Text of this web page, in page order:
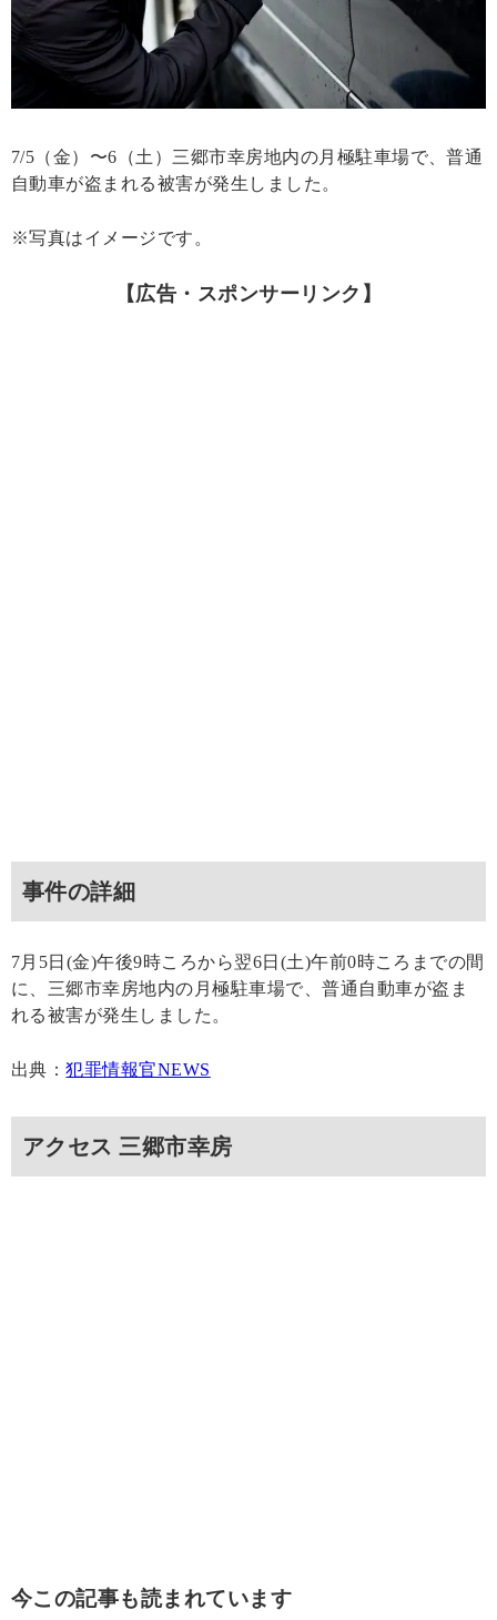
7/5（金）〜6（土）三郷市幸房地内の月極駐車場で、普通
自動車が盗まれる被害が発生しました。
※写真はイメージです。
【広告・スポンサーリンク】
事件の詳細
7月5日(金)午後9時ころから翌6日(土)午前0時ころまでの間
に、三郷市幸房地内の月極駐車場で、普通自動車が盗ま
れる被害が発生しました。
出典：犯罪情報官NEWS
アクセス 三郷市幸房
今この記事も読まれています